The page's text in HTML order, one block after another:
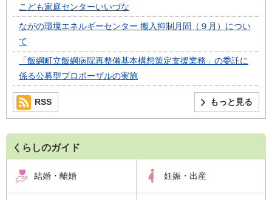
こども家庭センターいいづな
ながの環境エネルギーセンター 搬入抑制月間（９月）につい
て
「飯綱町立飯綱病院再整備基本構想策定支援業務」の委託に
係る公募型プロポーザルの実施
もっと見る
RSS
くらしのガイド
結婚・離婚 妊娠・出産